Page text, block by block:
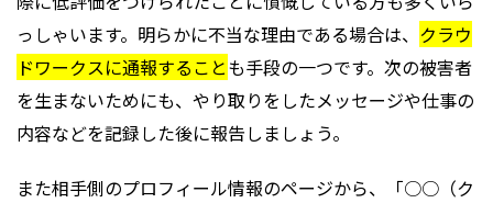
っしゃいます。明らかに不当な理由である場合は、 クラウ
ドワークスに通報することも手段の一つです。次の被害者
を生まないためにも、やり取りをしたメッセージや仕事の
内容などを記録した後に報告しましょう。
また相手側のプロフィール情報のページから、「○○（ク